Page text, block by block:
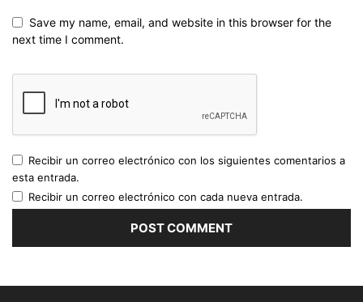
Save my name, email, and website in this browser for the
next time I comment.
Recibir un correo electrónico con los siguientes comentarios a
esta entrada.
Recibir un correo electrónico con cada nueva entrada.